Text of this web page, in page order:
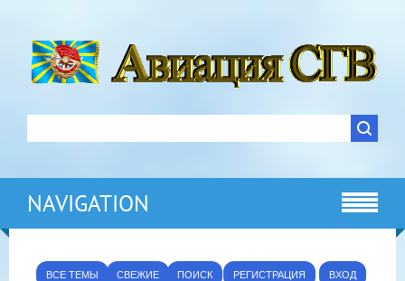
NAVIGATION
ВСЕ ТЕМЫ СВЕЖИЕ ПОИСК РЕГИСТРАЦИЯ ВХОД